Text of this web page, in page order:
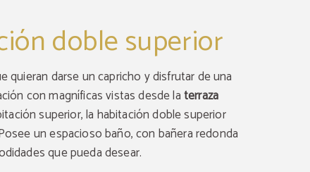
doble superior
quieran darse un capricho y disfrutar de una
con magníficas vistas desde laterraza
superior, la habitación doble superior
un espacioso baño, con bañera redonda
que pueda desear.